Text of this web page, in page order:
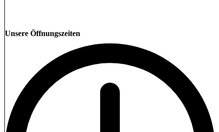
Unsere Öffnungszeiten